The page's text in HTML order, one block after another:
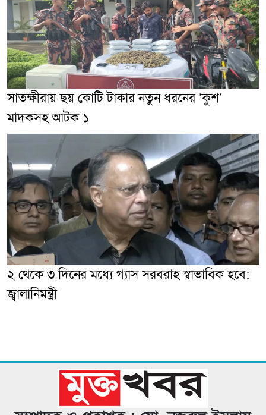
সাতক্ষীরায় ছয় কোটি টাকার নতুন ধরনের ‘কুশ’
মাদকসহ আটক ১
২ থেকে ৩ দিনের মধ্যে গ্যাস সরবরাহ স্বাভাবিক হবে:
জ্বালানিমন্ত্রী